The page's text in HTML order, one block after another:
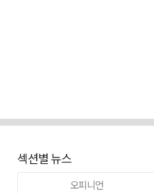
섹션별 뉴스
오피니언